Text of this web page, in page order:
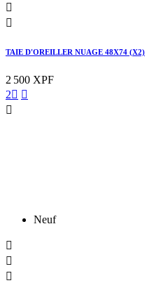


TAIE D'OREILLER NUAGE 48X74 (X2)
2 500 XPF
2 

Neuf


